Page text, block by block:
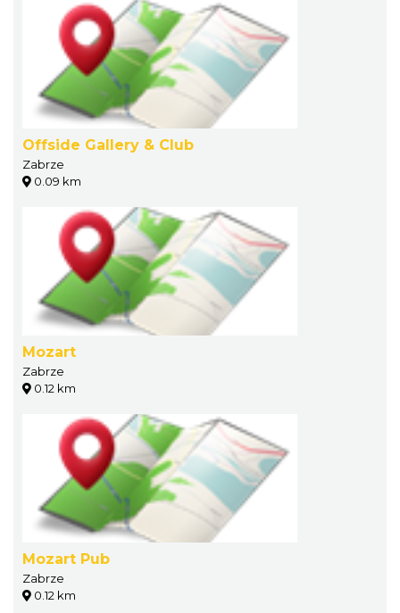
Offside Gallery & Club
Zabrze
0.09 km
Mozart
Zabrze
0.12 km
Mozart Pub
Zabrze
0.12 km